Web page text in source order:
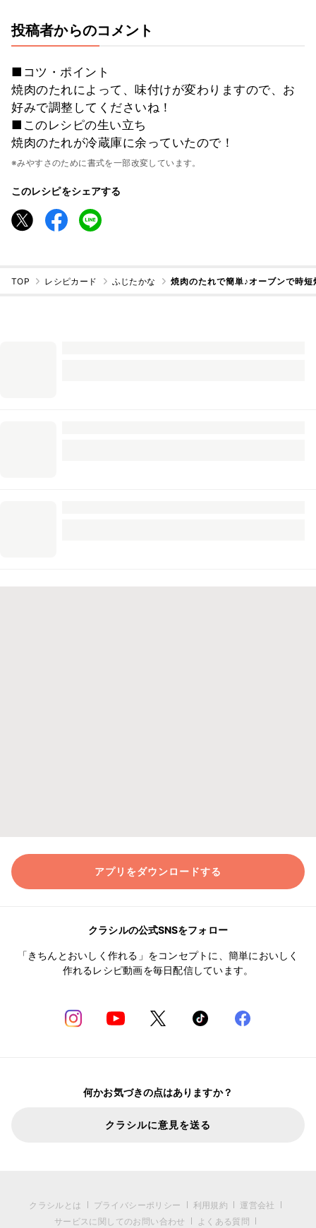
投稿者からのコメント
■コツ・ポイント
焼肉のたれによって、味付けが変わりますので、お
好みで調整してくださいね！
■このレシピの生い立ち
焼肉のたれが冷蔵庫に余っていたので！
※みやすさのために書式を一部改変しています。
このレシピをシェアする
TOP レシピカード ふじたかな 焼肉のたれで簡単♪オーブンで時
アプリをダウンロードする
クラシルの公式SNSをフォロー
「きちんとおいしく作れる」をコンセプトに、簡単においしく
作れるレシピ動画を毎日配信しています。
何かお気づきの点はありますか？
クラシルに意見を送る
クラシルとは プライバシーポリシー 利用規約
運営会社
サービスに関してのお問い合わせ
よくある質問